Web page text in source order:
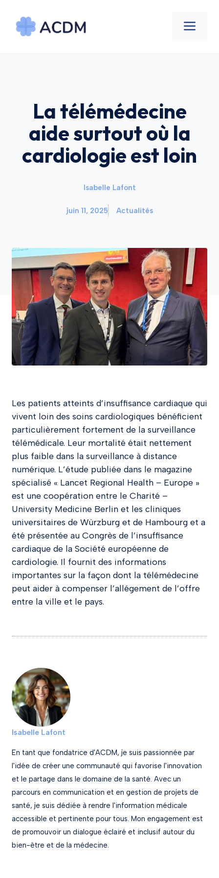
contenu
La télémédecine
aide surtout où la
cardiologie est loin
Isabelle Lafont
juin 11, 2025 Actualités
Les patients atteints d’insuffisance cardiaque qui
vivent loin des soins cardiologiques bénéficient
particulièrement fortement de la surveillance
télémédicale. Leur mortalité était nettement
plus faible dans la surveillance à distance
numérique. L’étude publiée dans le magazine
spécialisé « Lancet Regional Health – Europe »
est une coopération entre le Charité –
University Medicine Berlin et les cliniques
universitaires de Würzburg et de Hambourg et a
été présentée au Congrès de l’insuffisance
cardiaque de la Société européenne de
cardiologie. Il fournit des informations
importantes sur la façon dont la télémédecine
peut aider à compenser l’allégement de l’offre
entre la ville et le pays.
Isabelle Lafont
En tant que fondatrice d'ACDM, je suis passionnée par
l'idée de créer une communauté qui favorise l'innovation
et le partage dans le domaine de la santé. Avec un
parcours en communication et en gestion de projets de
santé, je suis dédiée à rendre l'information médicale
accessible et pertinente pour tous. Mon engagement est
de promouvoir un dialogue éclairé et inclusif autour du
bien-être et de la médecine.